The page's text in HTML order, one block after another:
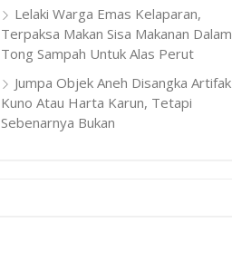
Lelaki Warga Emas Kelaparan,
Terpaksa Makan Sisa Makanan Dalam
Tong Sampah Untuk Alas Perut
Jumpa Objek Aneh Disangka Artifak
Kuno Atau Harta Karun, Tetapi
Sebenarnya Bukan